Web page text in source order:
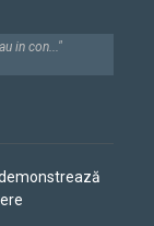
in con..."